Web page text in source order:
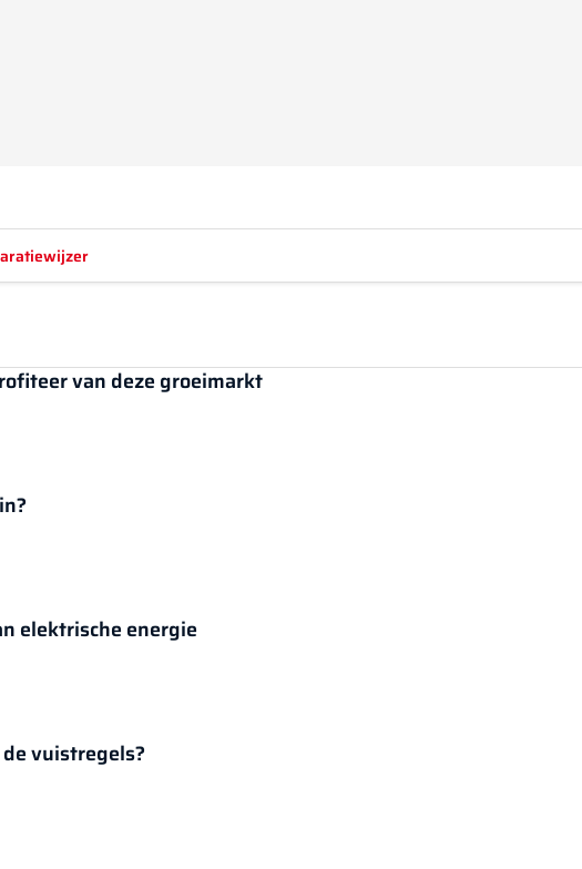
van deze groeimarkt
elektrische energie
vuistregels?